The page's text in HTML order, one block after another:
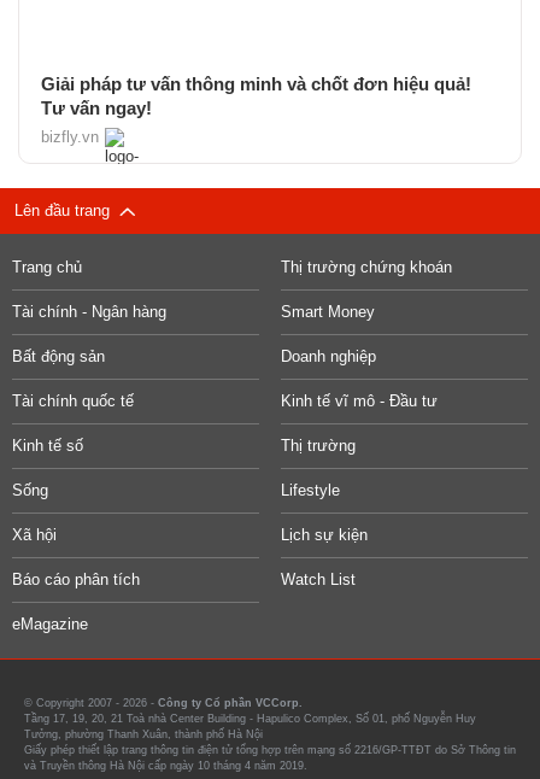
Giải pháp tư vấn thông minh và chốt đơn hiệu quả!
Tư vấn ngay!
bizfly.vn
Lên đầu trang
Trang chủ Thị trường chứng khoán
Tài chính - Ngân hàng Smart Money
Bất động sản Doanh nghiệp
Tài chính quốc tế Kinh tế vĩ mô - Đầu tư
Kinh tế số Thị trường
Sống Lifestyle
Xã hội Lịch sự kiện
Báo cáo phân tích Watch List
eMagazine
© Copyright 2007 - 2026 - Công ty Cổ phần VCCorp.
Tầng 17, 19, 20, 21 Toà nhà Center Building - Hapulico Complex, Số 01, phố Nguyễn Huy
Tưởng, phường Thanh Xuân, thành phố Hà Nội
Giấy phép thiết lập trang thông tin điện tử tổng hợp trên mạng số 2216/GP-TTĐT do Sở Thông tin
và Truyền thông Hà Nội cấp ngày 10 tháng 4 năm 2019.